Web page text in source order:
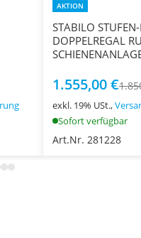
AKTION
STABILO
DOPPELREGAL
1.555,00 €
exkl. 19% USt.,
Sofort verfügbar
Art.Nr. 281228